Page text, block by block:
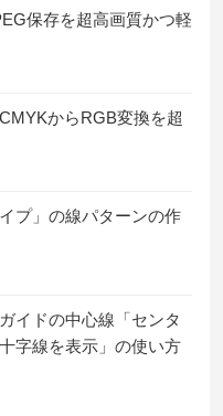
保存を超高画質かつ軽
からRGB変換を超
プ」の線パターンの作
イドの中心線「センタ
字線を表示」の使い方